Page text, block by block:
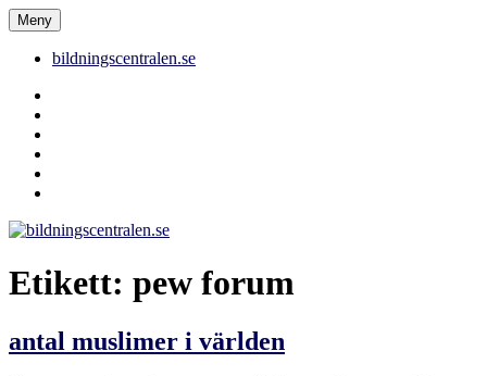
Hoppa
till
innehåll
bildningscentralen.se
Meny
bildningscentralen.se
Etikett: pew forum
antal muslimer i världen